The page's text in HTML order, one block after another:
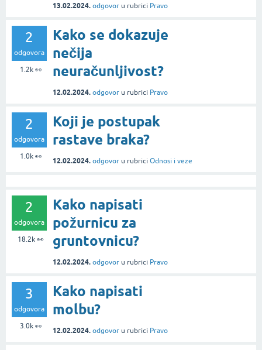
13.02.2024. odgovor u rubrici Pravo
2
odgovora
1.2k👀
Kako se dokazuje
nečija
neuračunljivost?
12.02.2024. odgovor u rubrici Pravo
2
odgovora
1.0k👀
Koji je postupak
rastave braka?
12.02.2024. odgovor u rubrici Odnosi i veze
2
odgovora
18.2k 👀
Kako napisati
požurnicu za
gruntovnicu?
12.02.2024. odgovor u rubrici Pravo
3
odgovora
3.0k👀
Kako napisati
molbu?
12.02.2024. odgovor u rubrici Pravo